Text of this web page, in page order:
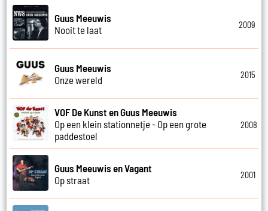
Guus Meeuwis
Nooit te laat
2009
Guus Meeuwis
Onze wereld
2015
VOF De Kunst en Guus Meeuwis
Op een klein stationnetje - Op een grote
paddestoel
2008
Guus Meeuwis en Vagant
Op straat
2001